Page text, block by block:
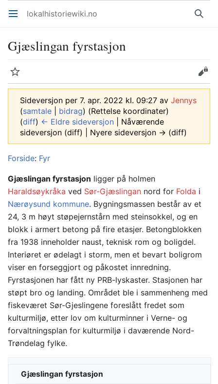
Åpne hovedmenyen lokalhistoriewiki.no Søk
Gjæslingan fyrstasjon
Overvåk Rediger
Sideversjon per 7. apr. 2022 kl. 09:27 av Jennys
(samtale bidrag) (Rettelse koordinater)
(diff) ← Eldre sideversjon | Nåværende
sideversjon (diff) | Nyere sideversjon → (diff)
Forside: Fyr
Gjæslingan fyrstasjon ligger på holmen
Haraldsøykråka ved Sør-Gjæslingan nord for Folda i
Nærøysund kommune. Bygningsmassen består av et
24, 3 m høyt støpejernstårn med steinsokkel, og en
blokk i armert betong på fire etasjer. Betongblokken
fra 1938 inneholder naust, teknisk rom og boligdel.
Interiøret er ødelagt i storm, men et bevart boligrom
viser en forseggjort og påkostet innredning.
Fyrstasjonen har fått ny PRB-lyskaster. Stasjonen har
støpt bro og landing. Området ble i sammenheng med
fiskeværet Sør-Gjeslingene foreslått fredet som
kulturmiljø, etter lov om kulturminner i Verne- og
forvaltningsplan for kulturmiljø i daværende Nord-
Trøndelag fylke.
Gjæslingan fyrstasjon